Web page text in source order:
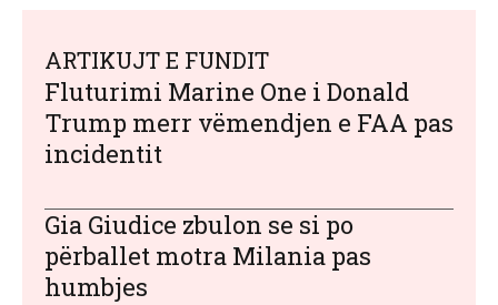
ARTIKUJT E FUNDIT
Fluturimi Marine One i Donald
Trump merr vëmendjen e FAA pas
incidentit
Gia Giudice zbulon se si po
përballet motra Milania pas
humbjes